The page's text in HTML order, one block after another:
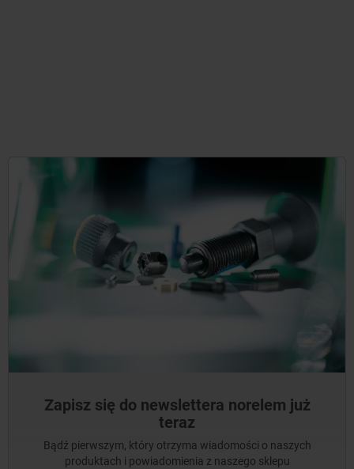
Zapisz się do newslettera norelem już
teraz
Bądź pierwszym, który otrzyma wiadomości o naszych
produktach i powiadomienia z naszego sklepu